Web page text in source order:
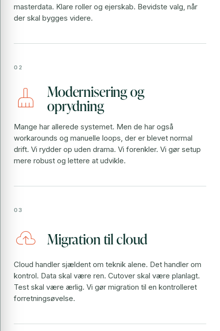
masterdata. Klare roller og ejerskab. Bevidste valg, når
der skal bygges videre.
cleaning_services Modernisering og
oprydning
Mange har allerede systemet. Men de har også
workarounds og manuelle loops, der er blevet normal
drift. Vi rydder op uden drama. Vi forenkler. Vi gør setup
mere robust og lettere at udvikle.
cloud_upload Migration til cloud
Cloud handler sjældent om teknik alene. Det handler om
kontrol. Data skal være ren. Cutover skal være planlagt.
Test skal være ærlig. Vi gør migration til en kontrolleret
forretningsøvelse.